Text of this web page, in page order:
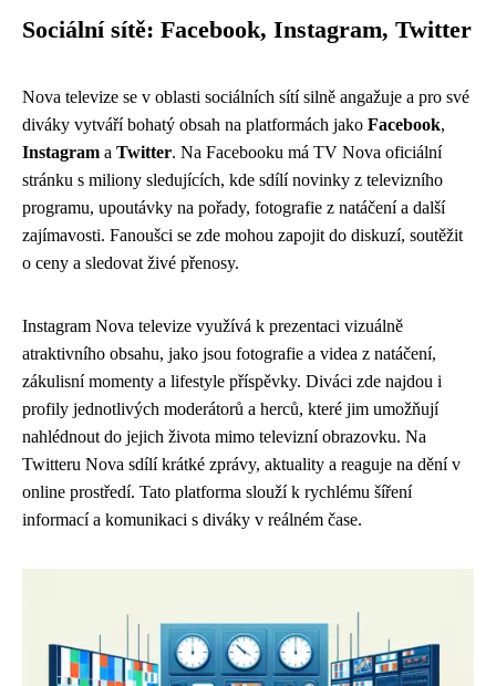
Sociální sítě: Facebook, Instagram, Twitter
Nova televize se v oblasti sociálních sítí silně angažuje a pro své
diváky vytváří bohatý obsah na platformách jako Facebook,
Instagram a Twitter. Na Facebooku má TV Nova oficiální
stránku s miliony sledujících, kde sdílí novinky z televizního
programu, upoutávky na pořady, fotografie z natáčení a další
zajímavosti. Fanoušci se zde mohou zapojit do diskuzí, soutěžit
o ceny a sledovat živé přenosy.
Instagram Nova televize využívá k prezentaci vizuálně
atraktivního obsahu, jako jsou fotografie a videa z natáčení,
zákulisní momenty a lifestyle příspěvky. Diváci zde najdou i
profily jednotlivých moderátorů a herců, které jim umožňují
nahlédnout do jejich života mimo televizní obrazovku. Na
Twitteru Nova sdílí krátké zprávy, aktuality a reaguje na dění v
online prostředí. Tato platforma slouží k rychlému šíření
informací a komunikaci s diváky v reálném čase.